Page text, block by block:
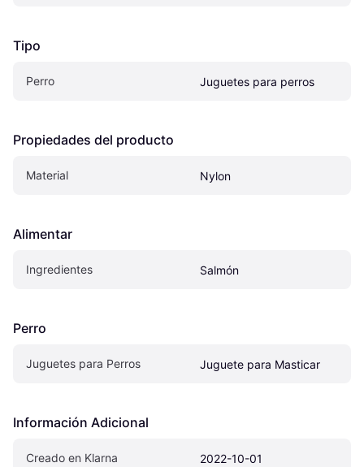
Tipo
Perro Juguetes para perros
Propiedades del producto
Material Nylon
Alimentar
Ingredientes Salmón
Perro
Juguetes para Perros Juguete para Masticar
Información Adicional
Creado en Klarna 2022-10-01